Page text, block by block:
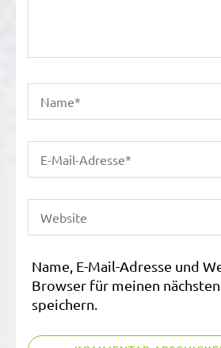
Name, E-Mail-Adresse und
Browser für meinen
speichern.